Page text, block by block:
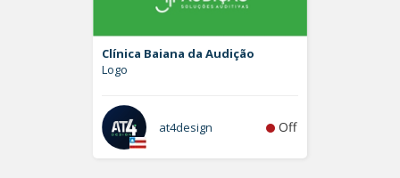
Clínica Baiana da Audição
Logo
at4design Off